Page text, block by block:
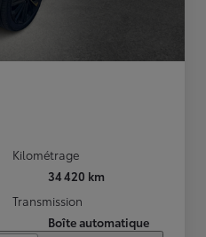
Kilométrage
34 420 km
Transmission
Boîte automatique